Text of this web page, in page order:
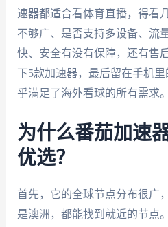
速器都适合看体育直播，得看
不够广、是否支持多设备、流
快、安全有没有保障，还有售
下5款加速器，最后留在手机里
乎满足了海外看球的所有需求。
为什么番茄加速
优选？
首先，它的全球节点分布很广
是澳洲，都能找到就近的节点